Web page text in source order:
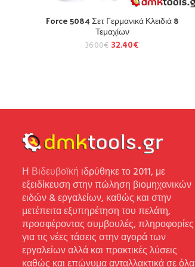
Force 5084 Σετ Γερμανικά Κλειδιά 8
Τεμαχίων
36.00€ 32.40€
Η Βιδευβοϊκή ιδρύθηκε το 2011, με
εξειδίκευση στην πώληση βιομηχανικών
ειδών & εργαλείων, καθώς και στην
μετέπειτα εξυπηρέτηση του πελάτη,
προσφέροντας συμβουλές, πληροφορίες
για τις νέες τάσεις στην αγορά των
εργαλείων αλλά και πρακτικές λύσεις
καθώς και επώνυμα ανταλλακτικά σε όλα